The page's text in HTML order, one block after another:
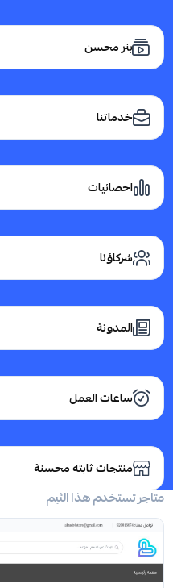
بنر محسن
خدماتنا
احصائيات
شركاؤنا
المدونة
ساعات العمل
منتجات ثابته محسنة
متاجر تستخدم هذا الثيم